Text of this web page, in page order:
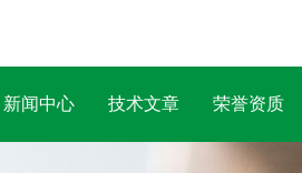
新闻中心 技术文章 荣誉资质